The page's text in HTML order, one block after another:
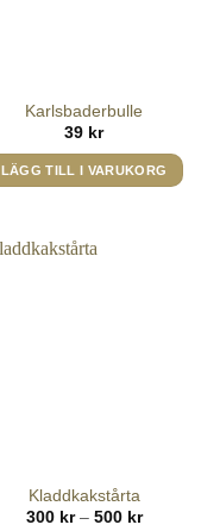
Karlsbaderbulle
39 kr
LÄGG TILL I VARUKORG
Kladdkakstårta
300 kr – 500 kr